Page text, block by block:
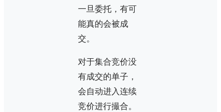
一旦委托，有可
能真的会被成
交。
对于集合竞价没
有成交的单子，
会自动进入连续
竞价进行撮合。